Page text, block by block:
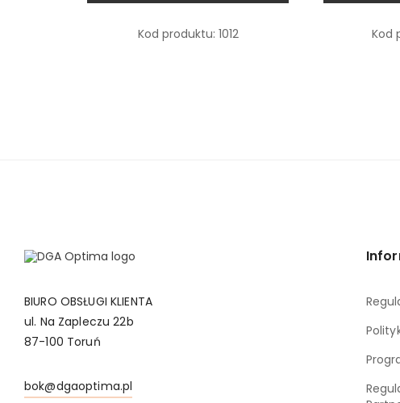
Kod produktu: 1012 Kod
BIURO OBSŁUGI KLIENTA
ul. Na Zapleczu 22b
87-100 Toruń
bok@dgaoptima.pl